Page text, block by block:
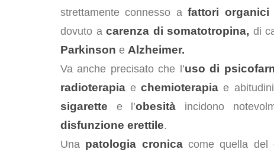
strettamente connesso afattori organici
dovuto acarenza di somatotropina, di
Parkinson e Alzheimer.
Va anche precisato che l’uso di
radioterapia echemioterapia e
sigarette e l’obesità incidono
disfunzione erettile.
Una patologia cronicacome quella del